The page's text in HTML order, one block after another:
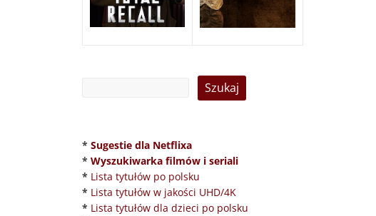
* Sugestie dla Netflixa
* Wyszukiwarka filmów i seriali
* Lista tytułów po polsku
* Lista tytułów w jakości UHD/4K
* Lista tytułów dla dzieci po polsku